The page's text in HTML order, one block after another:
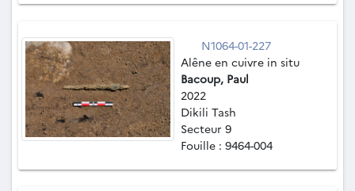
N1064-01-227
Alêne en cuivre in situ
Bacoup, Paul
2022
Dikili Tash
Secteur 9
Fouille : 9464-004